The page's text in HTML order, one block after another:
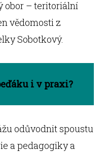
obor – teritoriální
vědomosti z
Sobotkový.
i v praxi?
odůvodnit spoustu
a pedagogiky a